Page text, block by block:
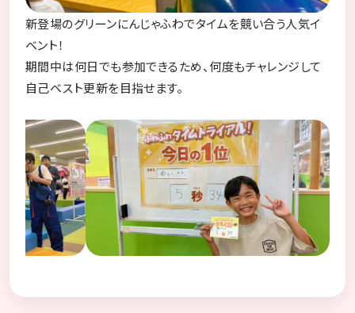
新登場のグリーンにんじゃふわでタイムを競い合う人気イ
ベント！
期間中は何日でも参加できるため、何度もチャレンジして
自己ベスト更新を目指せます。